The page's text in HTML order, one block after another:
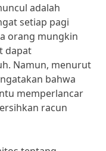
adalah
setiap pagi
orang mungkin
dapat
Namun, menurut
bahwa
memperlancar
racun